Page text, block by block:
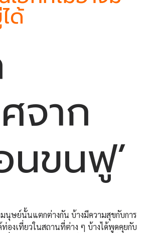
ด้
จาก
นขนฟู’
นุษย์นั้นแตกต่างกัน บ้างมีความสุขกับการ
ท่องเที่ยวในสถานที่ต่าง ๆ บ้างได้พูดคุยกับ